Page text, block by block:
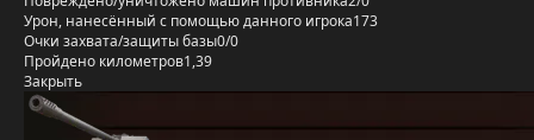
Урон, нанесённый с помощью данного игрока173
Очки захвата/защиты базы0/0
Пройдено километров1,39
Закрыть